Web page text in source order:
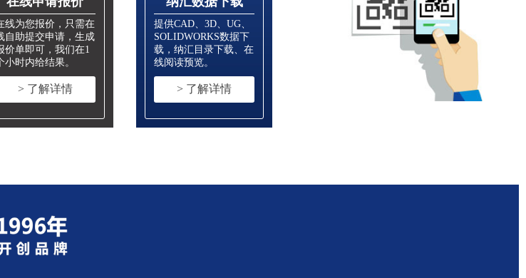
线为您报价，只需在
自助提交申请，生成
价单即可，我们在1
小时内给结果。
> 了解详情
提供CAD、3D、UG、
SOLIDWORKS数据下
载，纳汇目录下载、在
线阅读预览。
> 了解详情